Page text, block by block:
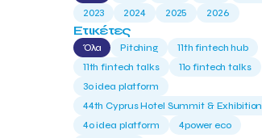
2023
2024 2025 2026
Ετικέτες
Όλα Pitching
11th fintech hub
11th fintech talks
11ο fintech talks
3o idea platform
44th Cyprus Hotel Summit & Exhibition
4o idea platform
4power eco